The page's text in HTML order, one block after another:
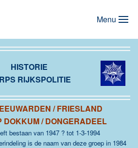
Menu
HISTORIE
RIJKSPOLITIE
/ FRIESLAND
DOKKUM / DONGERADEEL
bestaan van 1947 ? tot 1-3-1994
is de naam van deze groep in 1984